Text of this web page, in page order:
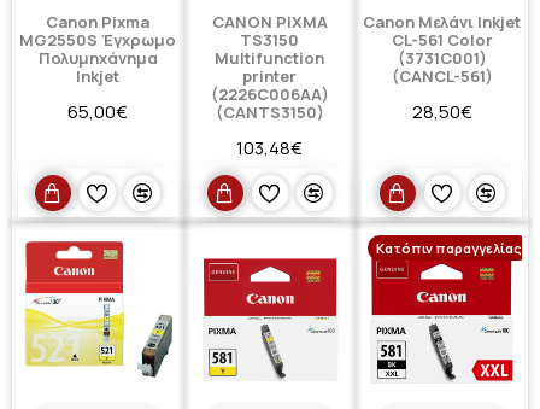
Canon Pixma
MG2550S Έγχρωμο
Πολυμηχάνημα
Inkjet
65,00€
CANON PIXMA
TS3150
Multifunction
printer
(2226C006AA)
(CANTS3150)
103,48€
Canon Μελάνι Inkjet
CL-561 Color
(3731C001)
(CANCL-561)
28,50€
Κατόπιν παραγγελίας